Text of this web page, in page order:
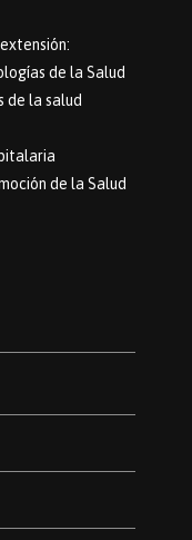
de la Salud
de la salud
de la Salud